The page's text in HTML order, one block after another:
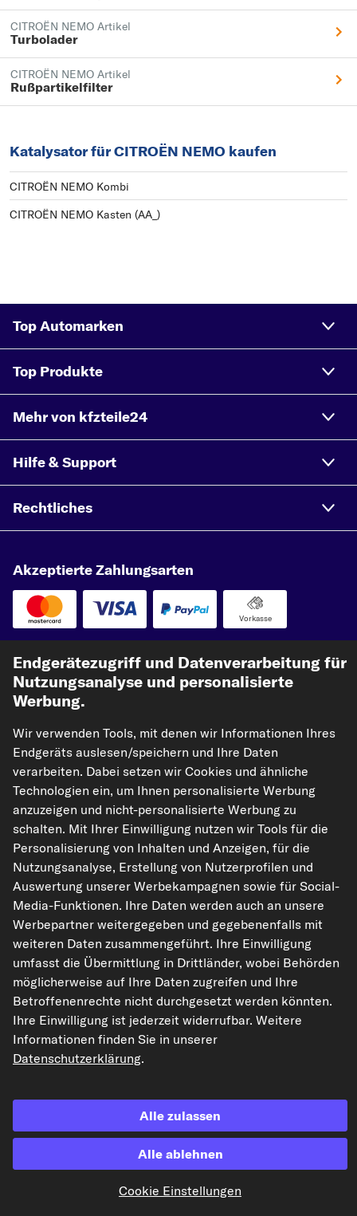
CITROËN NEMO Artikel
Turbolader
CITROËN NEMO Artikel
Rußpartikelfilter
Katalysator für CITROËN NEMO kaufen
CITROËN NEMO Kombi
CITROËN NEMO Kasten (AA_)
Top Automarken
Top Produkte
Mehr von kfzteile24
Hilfe & Support
Rechtliches
Akzeptierte Zahlungsarten
Vorkasse
Unsere Versandpartner
kfzteile24.de carpardoo.nl
carpardoo.fr
carpardoo.dk
Die hier dargestellten Daten, insbesondere die gesamte Datenbank, dürfen
nicht vervielfältigt werden. Die Vervielfältigung und Verbreitung der Daten und
der Datenbank ohne vorherige Einwilligung von TecAlliance und/oder die
Einbeziehung Dritter in solche Aktivitäten ist streng verboten. Jegliche
unautorisierte Nutzung von Inhalten stellt eine Verletzung des Urheberrechts
dar und kann rechtliche Schritte nach sich ziehen.
Vertrag widerrufen
© 2026 kfzteile24 GmbH - Alle Rechte vorbehalten.
¹„Gratis Versand“ oder „ohne Versandkosten“ entsprechen dem Wegfall der
deutschen Versandkostenpauschale von 6,90 €.
Endgerätezugriff und Datenverarbeitung für
Nutzungsanalyse und personalisierte
Werbung.
Wir verwenden Tools, mit denen wir Informationen Ihres
Endgeräts auslesen/speichern und Ihre Daten
verarbeiten. Dabei setzen wir Cookies und ähnliche
Technologien ein, um Ihnen personalisierte Werbung
anzuzeigen und nicht-personalisierte Werbung zu
schalten. Mit Ihrer Einwilligung nutzen wir Tools für die
Personalisierung von Inhalten und Anzeigen, für die
Nutzungsanalyse, Erstellung von Nutzerprofilen und
Auswertung unserer Werbekampagnen sowie für Social-
Media-Funktionen. Ihre Daten werden auch an unsere
Werbepartner weitergegeben und gegebenenfalls mit
weiteren Daten zusammengeführt. Ihre Einwilligung
umfasst die Übermittlung in Drittländer, wobei Behörden
möglicherweise auf Ihre Daten zugreifen und Ihre
Betroffenenrechte nicht durchgesetzt werden könnten.
Ihre Einwilligung ist jederzeit widerrufbar. Weitere
Informationen finden Sie in unserer
Datenschutzerklärung.
Alle zulassen
Alle ablehnen
Cookie Einstellungen